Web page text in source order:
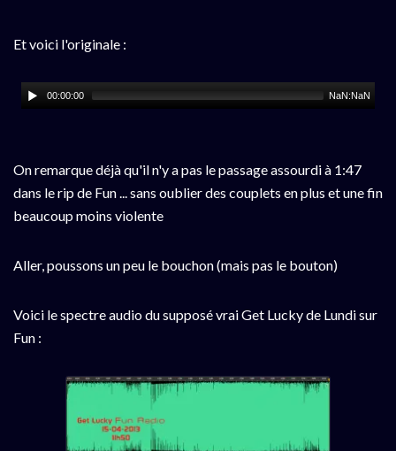
Et voici l'originale :
00:00:00 NaN:NaN
On remarque déjà qu'il n'y a pas le passage assourdi à 1:47
dans le rip de Fun ... sans oublier des couplets en plus et une fin
beaucoup moins violente
Aller, poussons un peu le bouchon (mais pas le bouton)
Voici le spectre audio du supposé vrai Get Lucky de Lundi sur
Fun :